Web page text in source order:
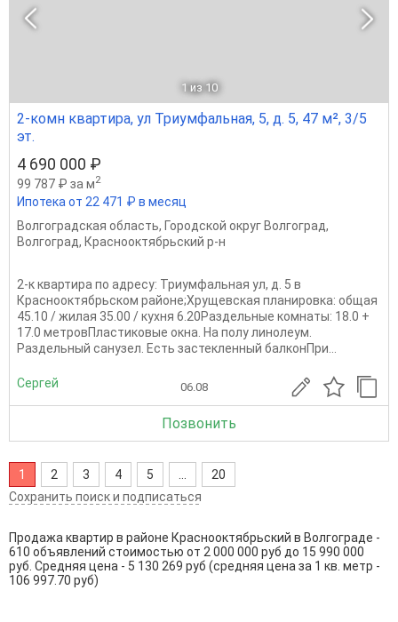
1 из 10
2-комн квартира, ул Триумфальная, 5, д. 5, 47 м², 3/5
эт.
4 690 000 ₽
99 787 ₽ за м2
Ипотека от 22 471 ₽ в месяц
Волгоградская область, Городской округ Волгоград,
Волгоград, Краснооктябрьский р-н
2-к квартира по адресу: Триумфальная ул, д. 5 в
Краснооктябрьском районе;Хрущевская планировка: общая
45.10 / жилая 35.00 / кухня 6.20Раздельные комнаты: 18.0 +
17.0 метровПластиковые окна. На полу линолеум.
Раздельный санузел. Есть застекленный балконПри...
Сергей 06.08
Позвонить
1 2 3 4 5
20
Сохранить поиск и подписаться
Продажа квартир в районе Краснооктябрьский в Волгограде -
610 объявлений стоимостью от 2 000 000 руб до 15 990 000
руб. Средняя цена - 5 130 269 руб (средняя цена за 1 кв. метр -
106 997.70 руб)